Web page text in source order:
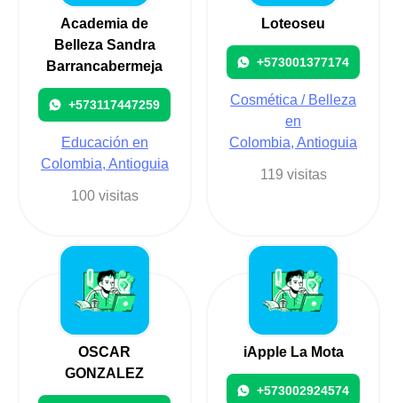
Academia de
Belleza Sandra
Barrancabermeja
+573117447259
Educación en
Colombia, Antioguia
100 visitas
Loteoseu
+573001377174
Cosmética / Belleza
en
Colombia, Antioguia
119 visitas
OSCAR
GONZALEZ
iApple La Mota
+573002924574